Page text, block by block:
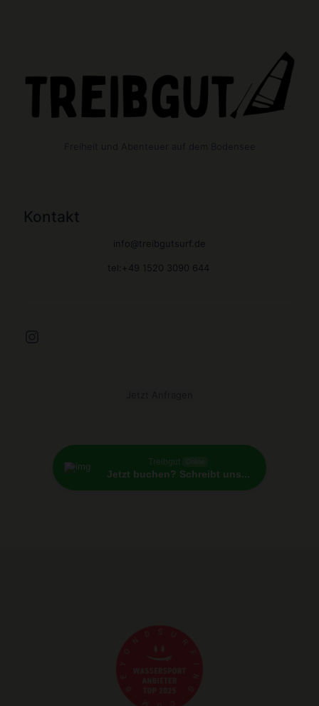
Kontakt
info@treibgutsurf.de
tel:+49 1520 3090 644
Treibgut
Jetzt buchen? Schreibt uns...